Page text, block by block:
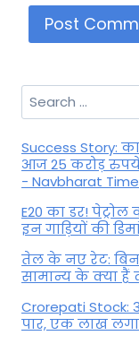
Search
for:
Success Story:
आज 25 करोड़ रुपये
- Navbharat
E20 का डर!
इन गाड़ियों की
तेल के नए रेट: बिना
सामान्य के क्या हैं
Crorepati Stock:
पार, एक लाख